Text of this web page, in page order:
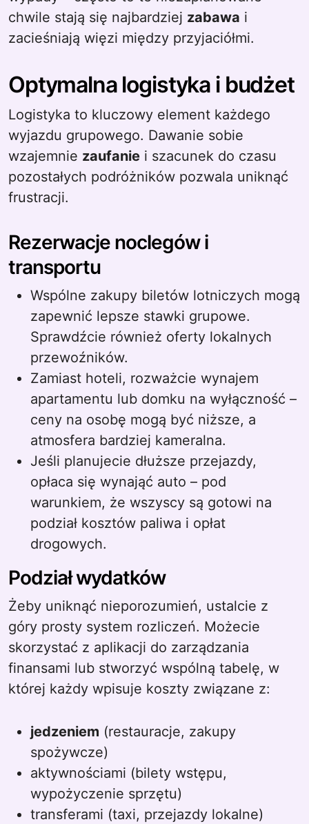
chwile stają się najbardziej zabawa i
zacieśniają więzi między przyjaciółmi.
Optymalna logistyka i budżet
Logistyka to kluczowy element każdego
wyjazdu grupowego. Dawanie sobie
wzajemnie zaufanie i szacunek do czasu
pozostałych podróżników pozwala uniknąć
frustracji.
Rezerwacje noclegów i
transportu
Wspólne zakupy biletów lotniczych mogą
zapewnić lepsze stawki grupowe.
Sprawdźcie również oferty lokalnych
przewoźników.
Zamiast hoteli, rozważcie wynajem
apartamentu lub domku na wyłączność –
ceny na osobę mogą być niższe, a
atmosfera bardziej kameralna.
Jeśli planujecie dłuższe przejazdy,
opłaca się wynająć auto – pod
warunkiem, że wszyscy są gotowi na
podział kosztów paliwa i opłat
drogowych.
Podział wydatków
Żeby uniknąć nieporozumień, ustalcie z
góry prosty system rozliczeń. Możecie
skorzystać z aplikacji do zarządzania
finansami lub stworzyć wspólną tabelę, w
której każdy wpisuje koszty związane z:
jedzeniem (restauracje, zakupy
spożywcze)
aktywnościami (bilety wstępu,
wypożyczenie sprzętu)
transferami (taxi, przejazdy lokalne)